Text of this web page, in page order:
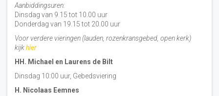
Aanbiddingsuren:
Dinsdag van 9.15 tot 10.00 uur
Donderdag van 19.15 tot 20.00 uur
Voor verdere vieringen (lauden, rozenkransgebed, open kerk)
kijkhier
HH. Michael en Laurens de Bilt
Dinsdag 10:00 uur, Gebedsviering
H. Nicolaas Eemnes